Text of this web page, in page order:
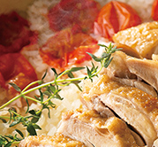
ひとさじのときめき
農家生まれの野菜レ
くだ 1歳
えもの
りおき